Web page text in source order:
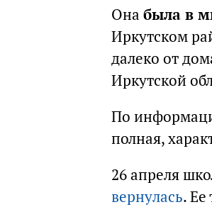
Она была в
Иркутском
далеко от
Иркутской
По
полная,
26 апреля
вернулась.